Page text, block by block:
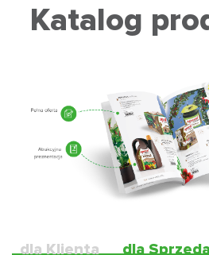
Katalog
dla Klienta dla